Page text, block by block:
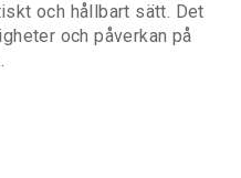
och hållbart sätt. Det
och påverkan på